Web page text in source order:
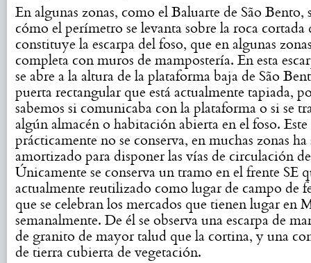
En algunas zonas, como el Baluarte de São Bento,
cómo el perímetro se levanta sobre la roca cortada
constituye la escarpa del foso, que en algunas
completa con muros de mampostería. En esta
se abre a la altura de la plataforma baja de São
puerta rectangular que está actualmente tapiada,
sabemos si comunicaba con la plataforma o si se
algún almacén o habitación abierta en el foso. Este
prácticamente no se conserva, en muchas zonas
amortizado para disponer las vías de circulación
Únicamente se conserva un tramo en el frente SE
actualmente reutilizado como lugar de campo de
que se celebran los mercados que tienen lugar en
semanalmente. De él se observa una escarpa de
de granito de mayor talud que la cortina, y una
de tierra cubierta de vegetación.